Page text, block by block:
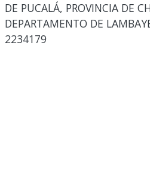
DE PUCALÁ, PROVINCIA DE
DEPARTAMENTO DE
2234179